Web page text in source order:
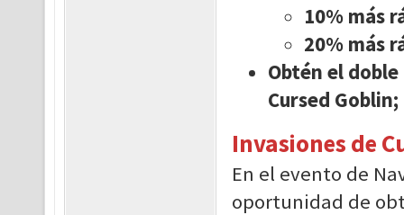
10% más
20% más
Obtén el
Cursed Goblin;
Invasiones de
En el evento de
oportunidad de